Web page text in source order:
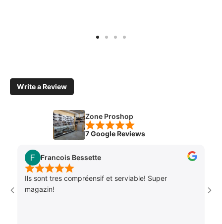
Write a Review
Zone Proshop
7 Google Reviews
Francois Bessette
Ils sont tres compréensif et serviable! Super
magazin!